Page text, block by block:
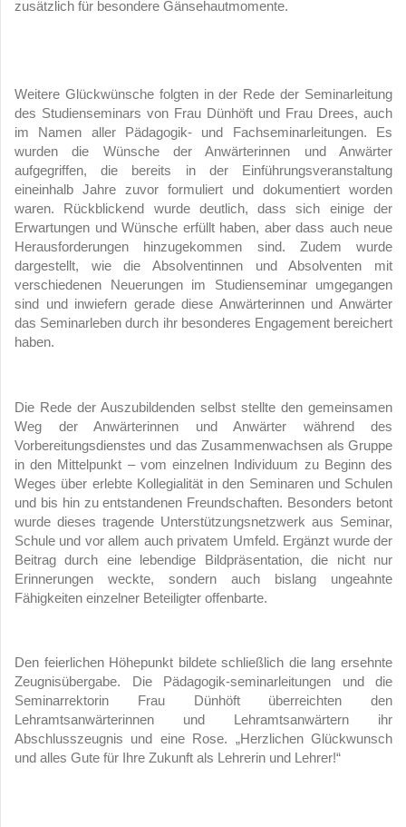
zusätzlich für besondere Gänsehautmomente.
Weitere Glückwünsche folgten in der Rede der Seminarleitung
des Studienseminars von Frau Dünhöft und Frau Drees, auch
im Namen aller Pädagogik- und Fachseminarleitungen. Es
wurden die Wünsche der Anwärterinnen und Anwärter
aufgegriffen, die bereits in der Einführungsveranstaltung
eineinhalb Jahre zuvor formuliert und dokumentiert worden
waren. Rückblickend wurde deutlich, dass sich einige der
Erwartungen und Wünsche erfüllt haben, aber dass auch neue
Herausforderungen hinzugekommen sind. Zudem wurde
dargestellt, wie die Absolventinnen und Absolventen mit
verschiedenen Neuerungen im Studienseminar umgegangen
sind und inwiefern gerade diese Anwärterinnen und Anwärter
das Seminarleben durch ihr besonderes Engagement bereichert
haben.
Die Rede der Auszubildenden selbst stellte den gemeinsamen
Weg der Anwärterinnen und Anwärter während des
Vorbereitungsdienstes und das Zusammenwachsen als Gruppe
in den Mittelpunkt – vom einzelnen Individuum zu Beginn des
Weges über erlebte Kollegialität in den Seminaren und Schulen
und bis hin zu entstandenen Freundschaften. Besonders betont
wurde dieses tragende Unterstützungsnetzwerk aus Seminar,
Schule und vor allem auch privatem Umfeld. Ergänzt wurde der
Beitrag durch eine lebendige Bildpräsentation, die nicht nur
Erinnerungen weckte, sondern auch bislang ungeahnte
Fähigkeiten einzelner Beteiligter offenbarte.
Den feierlichen Höhepunkt bildete schließlich die lang ersehnte
Zeugnisübergabe. Die Pädagogik-seminarleitungen und die
Seminarrektorin Frau Dünhöft überreichten den
Lehramtsanwärterinnen und Lehramtsanwärtern ihr
Abschlusszeugnis und eine Rose. „Herzlichen Glückwunsch
und alles Gute für Ihre Zukunft als Lehrerin und Lehrer!“